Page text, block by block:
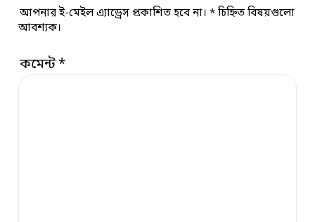
আপনার ই-মেইল এ্যাড্রেস প্রকাশিত হবে না। *চিহ্নিত বিষয়গুলো
আবশ্যক।
কমেন্ট*